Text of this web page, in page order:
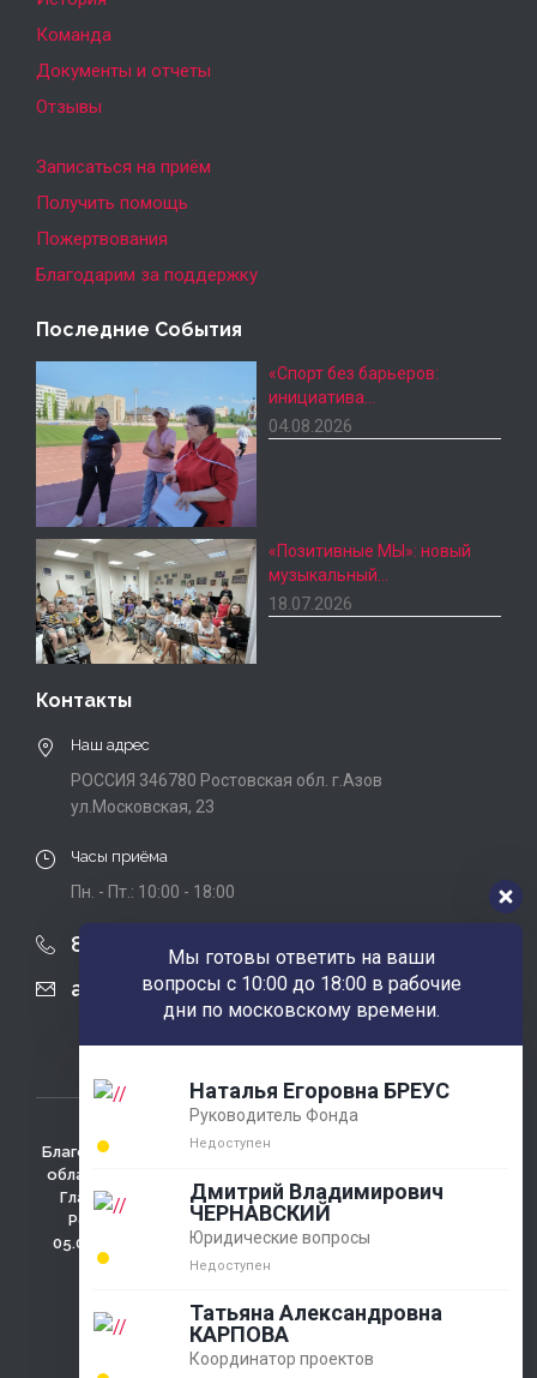
Команда
Документы и отчеты
Отзывы
Записаться на приём
Получить помощь
Пожертвования
Благодарим за поддержку
Последние События
«Спорт без барьеров:
инициатива…
04.08.2026
«Позитивные МЫ»: новый
музыкальный…
18.07.2026
Контакты
Наш адрес
РОССИЯ 346780 Ростовская обл. г.Азов
ул.Московская, 23
Часы приёма
Пн. - Пт.: 10:00 - 18:00
8 (863) 424-22-08
agobfpdi@mail.ru
Благотворительный фонд использует сайт для сбора не
облагаемых налогом пожертвований. Зарегистрирован
Главным Управлением министерства юстиции РФ по
Ростовской области регистрационный №4433 от
05.03.2001г., ОГРН 1026100009286 , 346780 Ростовская
обл., г. Азов, ул. Измайлова д. 58
Политика конфидециальности
Мы готовы ответить на ваши
вопросы с 10:00 до 18:00 в рабочие
дни по московскому времени.
Наталья Егоровна БРЕУС
Руководитель Фонда
Недоступен
Дмитрий Владимирович
ЧЕРНАВСКИЙ
Юридические вопросы
Недоступен
Татьяна Александровна
КАРПОВА
Координатор проектов